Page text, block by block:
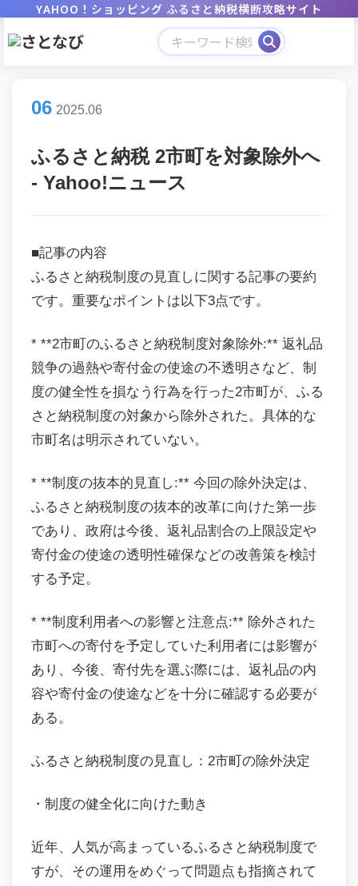
YAHOO！ショッピング ふるさと納税横断攻略サイト
06 2025.06
ふるさと納税 2市町を対象除外へ
- Yahoo!ニュース
■記事の内容
ふるさと納税制度の見直しに関する記事の要約
です。重要なポイントは以下3点です。
* **2市町のふるさと納税制度対象除外:** 返礼品
競争の過熱や寄付金の使途の不透明さなど、制
度の健全性を損なう行為を行った2市町が、ふる
さと納税制度の対象から除外された。具体的な
市町名は明示されていない。
* **制度の抜本的見直し:** 今回の除外決定は、
ふるさと納税制度の抜本的改革に向けた第一歩
であり、政府は今後、返礼品割合の上限設定や
寄付金の使途の透明性確保などの改善策を検討
する予定。
* **制度利用者への影響と注意点:** 除外された
市町への寄付を予定していた利用者には影響が
あり、今後、寄付先を選ぶ際には、返礼品の内
容や寄付金の使途などを十分に確認する必要が
ある。
ふるさと納税制度の見直し：2市町の除外決定
・制度の健全化に向けた動き
近年、人気が高まっているふるさと納税制度で
すが、その運用をめぐって問題点も指摘されて